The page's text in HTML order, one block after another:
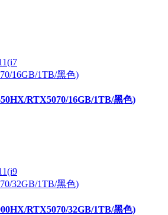
RTX5070/16GB/1TB/黑色)
RTX5070/32GB/1TB/黑色)